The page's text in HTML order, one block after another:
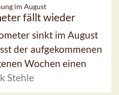
im August
fällt wieder
sinkt im August
der aufgekommenen
Wochen einen
Stehle